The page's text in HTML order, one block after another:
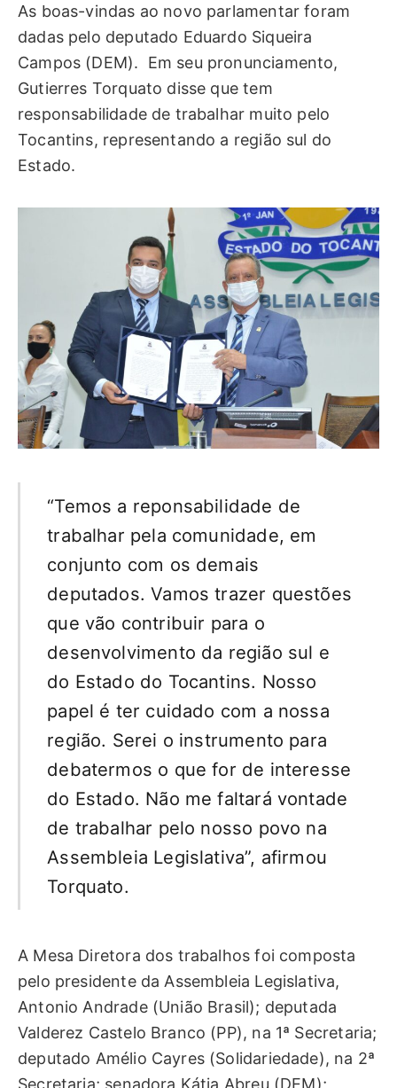
As boas-vindas ao novo parlamentar foram
dadas pelo deputado Eduardo Siqueira
Campos (DEM). Em seu pronunciamento,
Gutierres Torquato disse que tem
responsabilidade de trabalhar muito pelo
Tocantins, representando a região sul do
Estado.
“Temos a reponsabilidade de
trabalhar pela comunidade, em
conjunto com os demais
deputados. Vamos trazer questões
que vão contribuir para o
desenvolvimento da região sul e
do Estado do Tocantins. Nosso
papel é ter cuidado com a nossa
região. Serei o instrumento para
debatermos o que for de interesse
do Estado. Não me faltará vontade
de trabalhar pelo nosso povo na
Assembleia Legislativa”, afirmou
Torquato.
A Mesa Diretora dos trabalhos foi composta
pelo presidente da Assembleia Legislativa,
Antonio Andrade (União Brasil); deputada
Valderez Castelo Branco (PP), na 1ª Secretaria;
deputado Amélio Cayres (Solidariedade), na 2ª
Secretaria; senadora Kátia Abreu (DEM);